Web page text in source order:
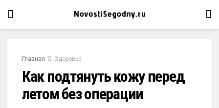
Главная Здоровье
Как подтянуть кожу перед
летом без операции